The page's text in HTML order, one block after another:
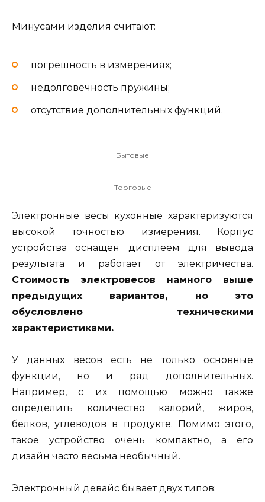
Минусами изделия считают:
погрешность в измерениях;
недолговечность пружины;
отсутствие дополнительных функций.
Бытовые
Торговые
Электронные весы кухонные характеризуются
высокой точностью измерения. Корпус
устройства оснащен дисплеем для вывода
результата и работает от электричества.
Стоимость электровесов намного выше
предыдущих вариантов, но это
обусловлено техническими
характеристиками.
У данных весов есть не только основные
функции, но и ряд дополнительных.
Например, с их помощью можно также
определить количество калорий, жиров,
белков, углеводов в продукте. Помимо этого,
такое устройство очень компактно, а его
дизайн часто весьма необычный.
Электронный девайс бывает двух типов: